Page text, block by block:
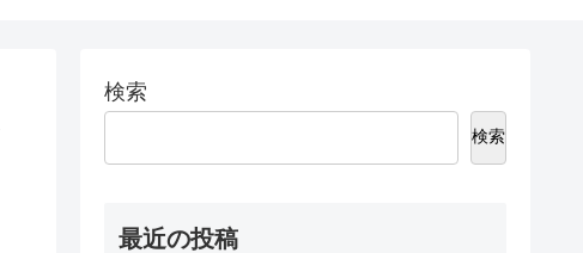
検索
検索
最近の投稿